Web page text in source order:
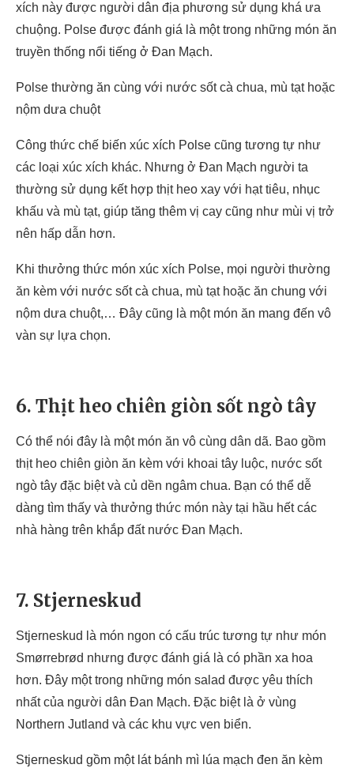
xích này được người dân địa phương sử dụng khá ưa
chuộng. Polse được đánh giá là một trong những món ăn
truyền thống nổi tiếng ở Đan Mạch.
Polse thường ăn cùng với nước sốt cà chua, mù tạt hoặc
nộm dưa chuột
Công thức chế biến xúc xích Polse cũng tương tự như
các loại xúc xích khác. Nhưng ở Đan Mạch người ta
thường sử dụng kết hợp thịt heo xay với hạt tiêu, nhục
khấu và mù tạt, giúp tăng thêm vị cay cũng như mùi vị trở
nên hấp dẫn hơn.
Khi thưởng thức món xúc xích Polse, mọi người thường
ăn kèm với nước sốt cà chua, mù tạt hoặc ăn chung với
nộm dưa chuột,… Đây cũng là một món ăn mang đến vô
vàn sự lựa chọn.
6. Thịt heo chiên giòn sốt ngò tây
Có thể nói đây là một món ăn vô cùng dân dã. Bao gồm
thịt heo chiên giòn ăn kèm với khoai tây luộc, nước sốt
ngò tây đặc biệt và củ dền ngâm chua. Bạn có thể dễ
dàng tìm thấy và thưởng thức món này tại hầu hết các
nhà hàng trên khắp đất nước Đan Mạch.
7. Stjerneskud
Stjerneskud là món ngon có cấu trúc tương tự như món
Smørrebrød nhưng được đánh giá là có phần xa hoa
hơn. Đây một trong những món salad được yêu thích
nhất của người dân Đan Mạch. Đặc biệt là ở vùng
Northern Jutland và các khu vực ven biển.
Stjerneskud gồm một lát bánh mì lúa mạch đen ăn kèm